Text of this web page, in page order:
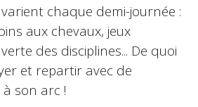
chaque demi-journée :
aux chevaux, jeux
des disciplines... De quoi
et repartir avec de
son arc !